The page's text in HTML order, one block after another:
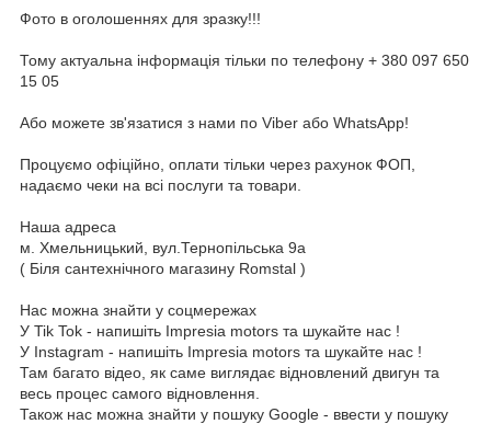
Фото в оголошеннях для зразку!!!
Тому актуальна інформація тільки по телефону + 380 097 650
15 05
Або можете зв'язатися з нами по Viber або WhatsApp!
Процуємо офіційно, оплати тільки через рахунок ФОП,
надаємо чеки на всі послуги та товари.
Наша адреса
м. Хмельницький, вул.Тернопільська 9а
( Біля сантехнічного магазину Romstal )
Нас можна знайти у соцмережах
У Tik Tok - напишіть Impresia motors та шукайте нас !
У Instagram - напишіть Impresia motors та шукайте нас !
Там багато відео, як саме виглядає відновлений двигун та
весь процес самого відновлення.
Також нас можна знайти у пошуку Google - ввести у пошуку